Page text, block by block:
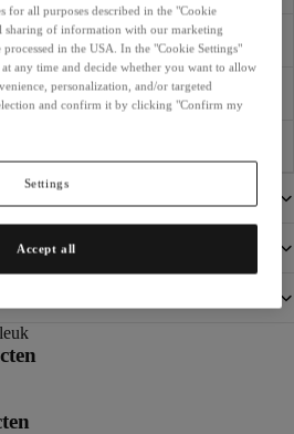
for all purposes described in the "Cookie
sharing of information with our marketing
in the USA. In the "Cookie Settings"
any time and decide whether you want to allow
personalization, and/or targeted
and confirm it by clicking "Confirm my
Settings
Accept all